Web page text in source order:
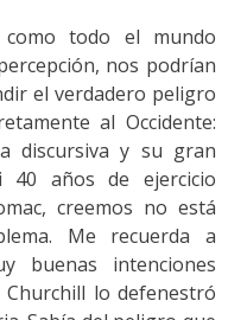
todo el mundo
nos podrían
el verdadero peligro
al Occidente:
discursiva y su gran
40 años de ejercicio
creemos no está
Me recuerda a
buenas intenciones
lo defenestró